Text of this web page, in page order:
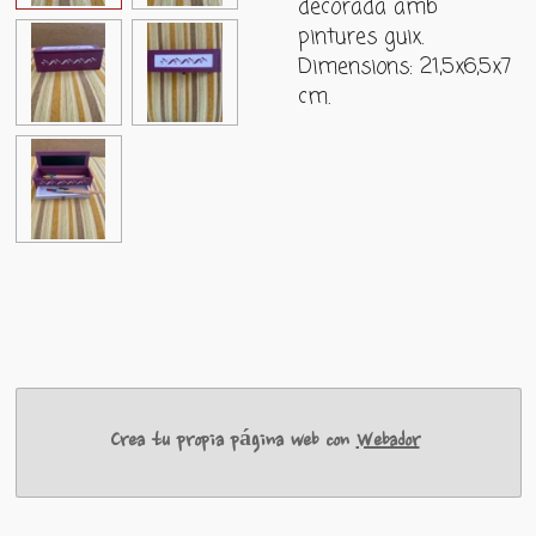
decorada amb
pintures guix.
Dimensions: 21,5x6,5x7
cm.
Crea tu propia página web con Webador